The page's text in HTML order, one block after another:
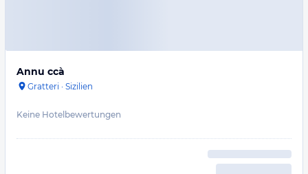
Annu ccà
Gratteri · Sizilien
Keine Hotelbewertungen